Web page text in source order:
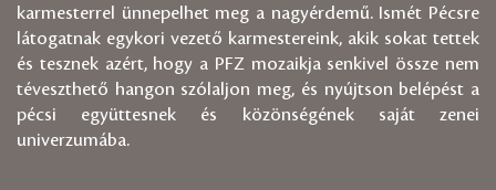
karmesterrel ünnepelhet meg a nagyérdemű. Ismét Pécsre
látogatnak egykori vezető karmestereink, akik sokat tettek
és tesznek azért, hogy a PFZ mozaikja senkivel össze nem
téveszthető hangon szólaljon meg, és nyújtson belépést a
pécsi együttesnek és közönségének saját zenei
univerzumába.